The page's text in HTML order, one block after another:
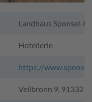
Landhaus Sponsel-
Hotellerie
https://
Veilbronn 9, 91332